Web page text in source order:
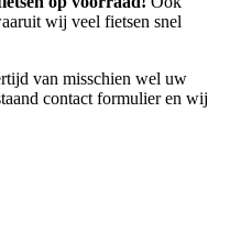
wij veel fietsen snel
van misschien wel uw
contact formulier en wij